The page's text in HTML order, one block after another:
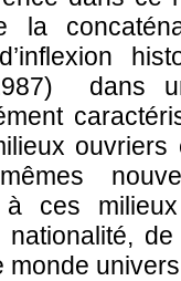
la
dans
à ces
nationalité,
monde